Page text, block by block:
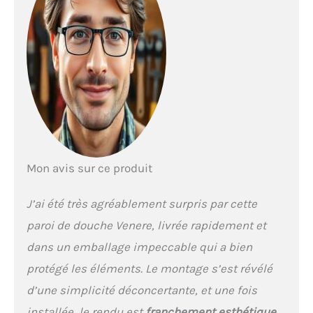
Réglable de -2cm par côté.
Libérations rapides
inférieures. Double patin
supérieur coulissant.
Hauteur 185 cm. Rabats
anti-gouttes verticaux.
Ouverture coulissante et
fermeture magnétique.
Réversib Le bac à douche
Mon avis sur ce produit
J’ai été très agréablement surpris par cette
paroi de douche Venere, livrée rapidement et
dans un emballage impeccable qui a bien
protégé les éléments. Le montage s’est révélé
d’une simplicité déconcertante, et une fois